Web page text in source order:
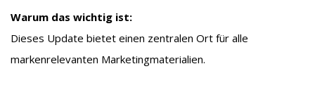
Warum das wichtig ist:
Dieses Update bietet einen zentralen Ort für alle
markenrelevanten Marketingmaterialien.